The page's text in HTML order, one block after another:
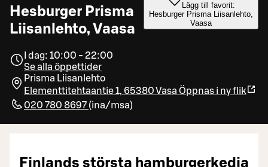
Hesburger Prisma
Liisanlehto, Vaasa
Lägg till favorit:
Hesburger Prisma Liisanlehto,
Vaasa
I dag: 10:00 - 22:00
Se alla öppettider
Prisma Liisanlehto
Elementtitehtaantie 1, 65380 Vasa Öppnas i ny flik
020 780 8697 (ina/msa)
Finlands största hamburgerkedja